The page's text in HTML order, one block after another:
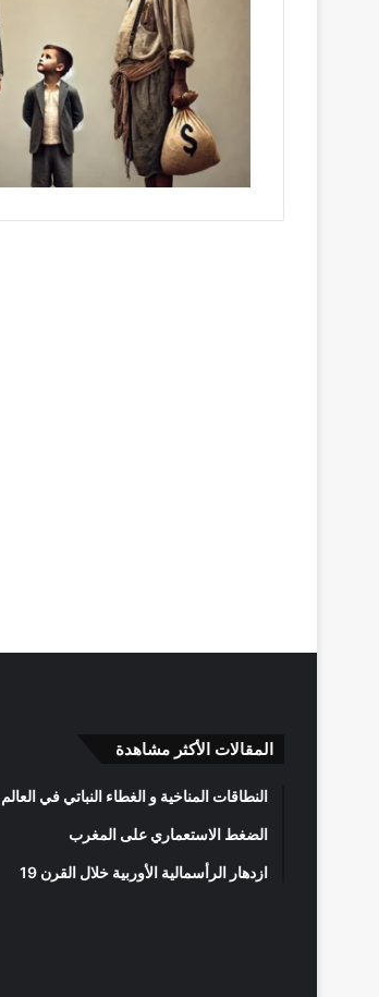
المقالات الأكثر مشاهدة
النطاقات المناخية و الغطاء النباتي في العالم
الضغط الاستعماري على المغرب
ازدهار الرأسمالية الأوربية خلال القرن 19